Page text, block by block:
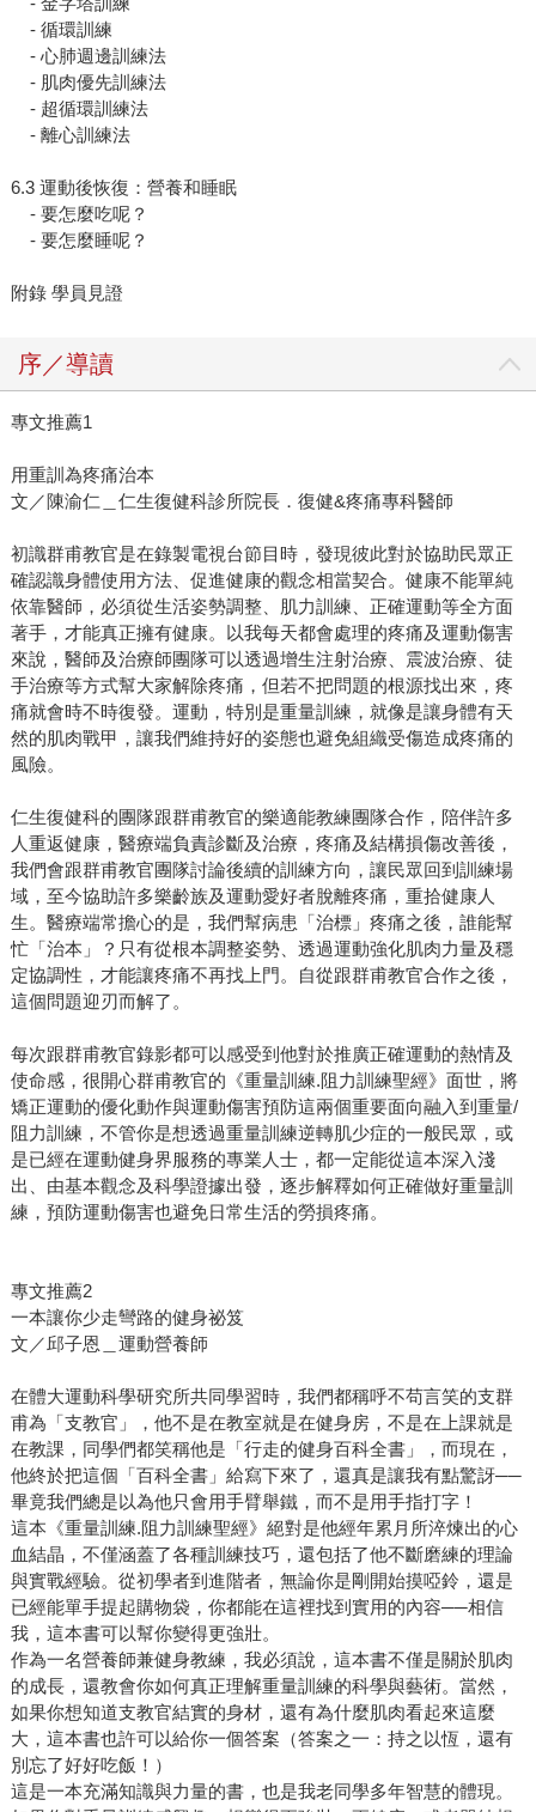
- 循環訓練
- 心肺週邊訓練法
- 肌肉優先訓練法
- 超循環訓練法
- 離心訓練法
6.3 運動後恢復：營養和睡眠
- 要怎麼吃呢？
- 要怎麼睡呢？
附錄 學員見證
序／導讀
專文推薦1
用重訓為疼痛治本
文／陳渝仁＿仁生復健科診所院長．復健&疼痛專科醫師
初識群甫教官是在錄製電視台節目時，發現彼此對於協助民眾正
確認識身體使用方法、促進健康的觀念相當契合。健康不能單純
依靠醫師，必須從生活姿勢調整、肌力訓練、正確運動等全方面
著手，才能真正擁有健康。以我每天都會處理的疼痛及運動傷害
來說，醫師及治療師團隊可以透過增生注射治療、震波治療、徒
手治療等方式幫大家解除疼痛，但若不把問題的根源找出來，疼
痛就會時不時復發。運動，特別是重量訓練，就像是讓身體有天
然的肌肉戰甲，讓我們維持好的姿態也避免組織受傷造成疼痛的
風險。
仁生復健科的團隊跟群甫教官的樂適能教練團隊合作，陪伴許多
人重返健康，醫療端負責診斷及治療，疼痛及結構損傷改善後，
我們會跟群甫教官團隊討論後續的訓練方向，讓民眾回到訓練場
域，至今協助許多樂齡族及運動愛好者脫離疼痛，重拾健康人
生。醫療端常擔心的是，我們幫病患「治標」疼痛之後，誰能幫
忙「治本」？只有從根本調整姿勢、透過運動強化肌肉力量及穩
定協調性，才能讓疼痛不再找上門。自從跟群甫教官合作之後，
這個問題迎刃而解了。
每次跟群甫教官錄影都可以感受到他對於推廣正確運動的熱情及
使命感，很開心群甫教官的《重量訓練.阻力訓練聖經》面世，將
矯正運動的優化動作與運動傷害預防這兩個重要面向融入到重量/
阻力訓練，不管你是想透過重量訓練逆轉肌少症的一般民眾，或
是已經在運動健身界服務的專業人士，都一定能從這本深入淺
出、由基本觀念及科學證據出發，逐步解釋如何正確做好重量訓
練，預防運動傷害也避免日常生活的勞損疼痛。
專文推薦2
一本讓你少走彎路的健身祕笈
文／邱子恩＿運動營養師
在體大運動科學研究所共同學習時，我們都稱呼不苟言笑的支群
甫為「支教官」，他不是在教室就是在健身房，不是在上課就是
在教課，同學們都笑稱他是「行走的健身百科全書」，而現在，
他終於把這個「百科全書」給寫下來了，還真是讓我有點驚訝──
畢竟我們總是以為他只會用手臂舉鐵，而不是用手指打字！
這本《重量訓練.阻力訓練聖經》絕對是他經年累月所淬煉出的心
血結晶，不僅涵蓋了各種訓練技巧，還包括了他不斷磨練的理論
與實戰經驗。從初學者到進階者，無論你是剛開始摸啞鈴，還是
已經能單手提起購物袋，你都能在這裡找到實用的內容──相信
我，這本書可以幫你變得更強壯。
作為一名營養師兼健身教練，我必須說，這本書不僅是關於肌肉
的成長，還教會你如何真正理解重量訓練的科學與藝術。當然，
如果你想知道支教官結實的身材，還有為什麼肌肉看起來這麼
大，這本書也許可以給你一個答案（答案之一：持之以恆，還有
別忘了好好吃飯！）
這是一本充滿知識與力量的書，也是我老同學多年智慧的體現。